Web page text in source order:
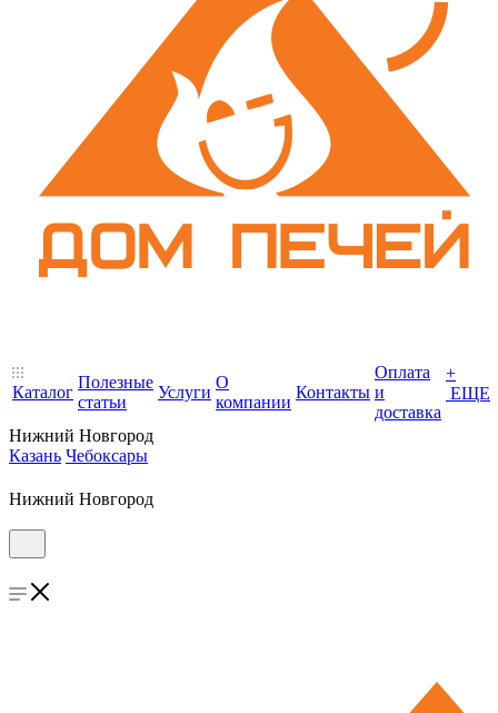
Каталог
Полезные
статьи
Услуги
О
компании
Контакты
Оплата
и
доставка
+
ЕЩЕ
Нижний Новгород
Казань Чебоксары
Нижний Новгород